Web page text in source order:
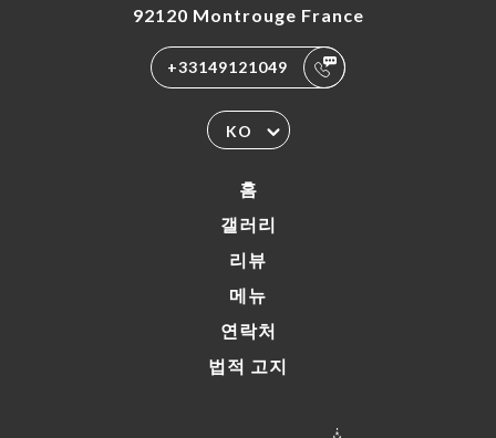
92120 Montrouge France
+33149121049
KO
홈
갤러리
리뷰
메뉴
연락처
법적 고지